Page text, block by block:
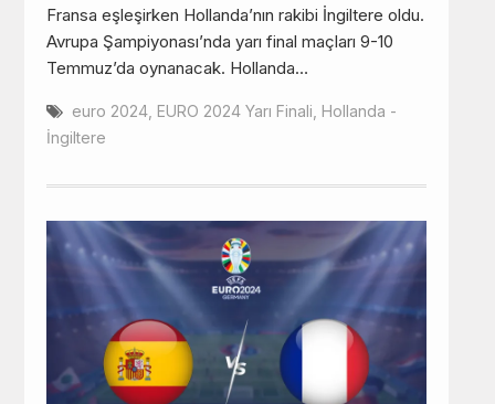
Fransa eşleşirken Hollanda’nın rakibi İngiltere oldu.
Avrupa Şampiyonası’nda yarı final maçları 9-10
Temmuz’da oynanacak. Hollanda…
euro 2024, EURO 2024 Yarı Finali Hollanda -
İngiltere